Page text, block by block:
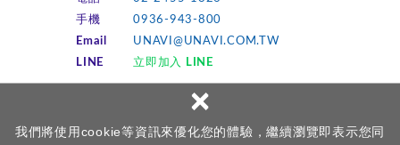
我們將使用cookie等資訊來優化您的體驗，繼續瀏覽即表示您同
×
手機
0936-943-800
Email
UNAVI@UNAVI.COM.TW
LINE
立即加入 LINE
Reserved.